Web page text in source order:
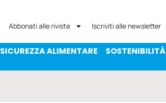
Abbonati alle riviste Iscriviti alle newsletter
SICUREZZA ALIMENTARE SOSTENIBILITÀ